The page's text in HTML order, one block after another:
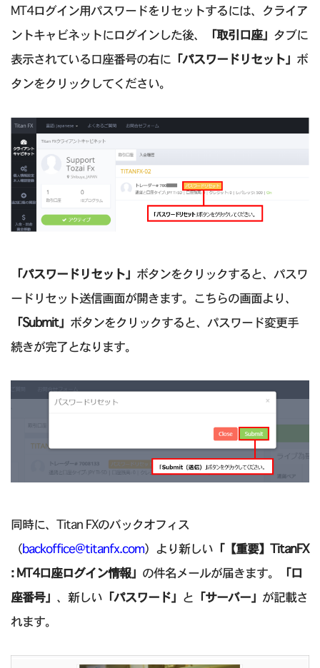
MT4ログイン用パスワードをリセットするには、クライア
ントキャビネットにログインした後、
「取引口座」 タブに
表示されている口座番号の右に 「パスワードリセット」 ボ
タンをクリックしてください。
「パスワードリセット」 ボタンをクリックすると、パスワ
ードリセット送信画面が開きます。こちらの画面より、
「Submit」 ボタンをクリックすると、パスワード変更手
続きが完了となります。
同時に、Titan FXのバックオフィス
（backoffice@titanfx.com）より新しい 「【重要】TitanFX
: MT4口座ログイン情報」 の件名メールが届きます。
「口
座番号」 、新しい 「パスワード」 と 「サーバー」 が記載さ
れます。